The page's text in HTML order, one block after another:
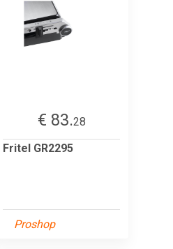
€ 83.28
Fritel GR2295
Proshop